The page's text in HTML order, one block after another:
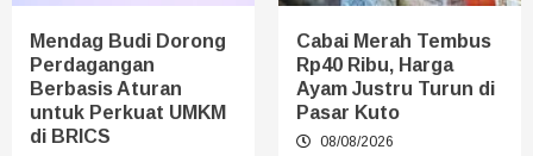
Mendag Budi Dorong
Perdagangan
Berbasis Aturan
untuk Perkuat UMKM
di BRICS
Cabai Merah Tembus
Rp40 Ribu, Harga
Ayam Justru Turun di
Pasar Kuto
08/08/2026